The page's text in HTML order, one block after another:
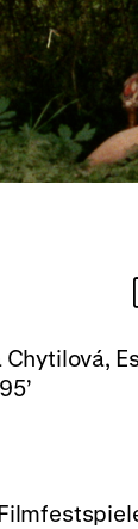
Chytilová,